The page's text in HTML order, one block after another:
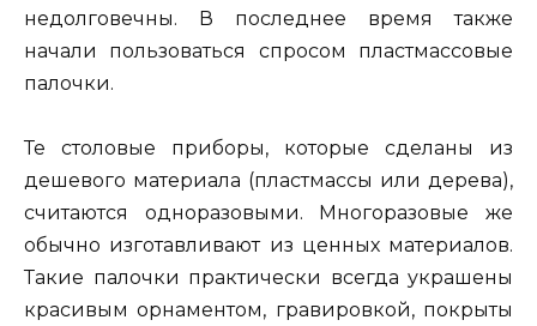
недолговечны. В последнее время также
начали пользоваться спросом пластмассовые
палочки.
Те столовые приборы, которые сделаны из
дешевого материала (пластмассы или дерева),
считаются одноразовыми. Многоразовые же
обычно изготавливают из ценных материалов.
Такие палочки практически всегда украшены
красивым орнаментом, гравировкой, покрыты